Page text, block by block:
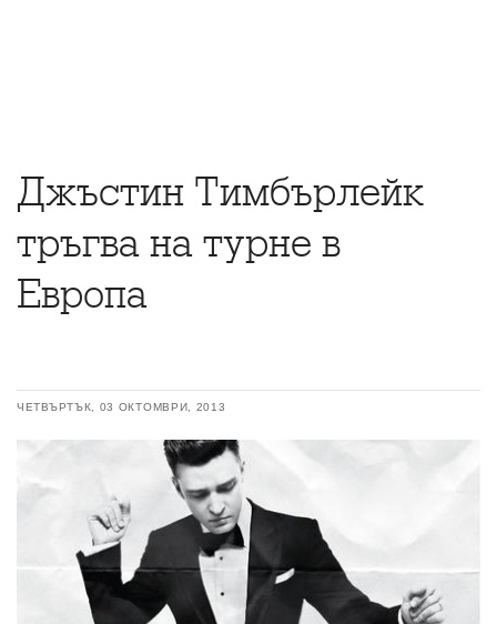
Джъстин Тимбърлейк
тръгва на турне в
Европа
ЧЕТВЪРТЪК, 03 ОКТОМВРИ, 2013